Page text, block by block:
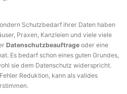
Schutzbedarf ihrer Daten haben
Praxen, Kanzleien und viele viele
Datenschutzbeauftrage oder eine
Es bedarf schon eines guten Grundes,
sie dem Datenschutz widerspricht.
Reduktion, kann als valides